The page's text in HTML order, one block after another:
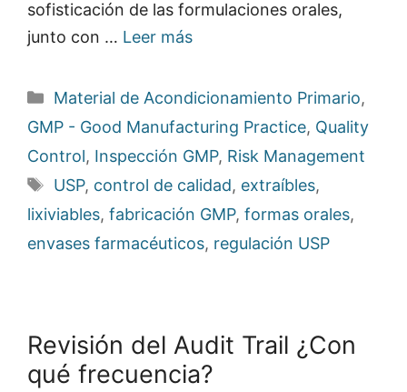
sofisticación de las formulaciones orales,
junto con … Leer más
Categorías
Material de Acondicionamiento Primario,
GMP - Good Manufacturing Practice, Quality
Control, Inspección GMP, Risk Management
Etiquetas
USP, control de calidad, extraíbles,
lixiviables, fabricación GMP, formas orales,
envases farmacéuticos, regulación USP
Revisión del Audit Trail ¿Con
qué frecuencia?